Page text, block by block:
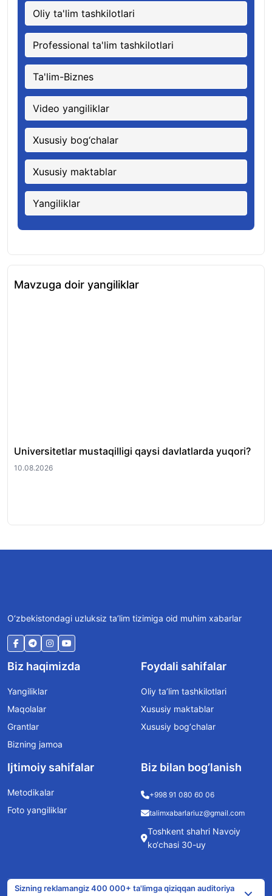
Oliy ta'lim tashkilotlari
Professional ta'lim tashkilotlari
Ta'lim-Biznes
Video yangiliklar
Xususiy bog‘chalar
Xususiy maktablar
Yangiliklar
Mavzuga doir yangiliklar
Universitetlar mustaqilligi qaysi davlatlarda yuqori?
10.08.2026
O‘zbekistondagi uzluksiz ta’lim tizimiga oid muhim xabarlar
Biz haqimizda
Yangiliklar
Maqolalar
Grantlar
Bizning jamoa
Foydali sahifalar
Oliy ta’lim tashkilotlari
Xususiy maktablar
Xususiy bog‘chalar
Ijtimoiy sahifalar
Metodikalar
Foto yangiliklar
Biz bilan bog’lanish
+998 91 080 60 06
talimxabarlariuz@gmail.com
Toshkent shahri Navoiy
ko‘chasi 30-uy
Sizning reklamangiz 400 000+ ta'limga qiziqqan auditoriya